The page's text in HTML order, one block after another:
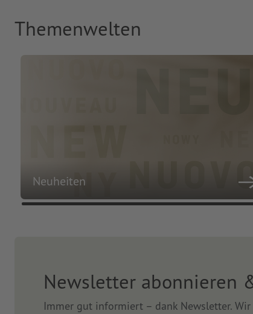
Themenwelten
Neuheiten
Newsletter abonnieren
Immer gut informiert – dank Newsletter.